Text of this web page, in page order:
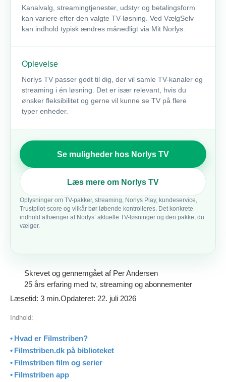
Kanalvalg, streamingtjenester, udstyr og betalingsform
kan variere efter den valgte TV-løsning. Ved VælgSelv
kan indhold typisk ændres månedligt via Mit Norlys.
Oplevelse
Norlys TV passer godt til dig, der vil samle TV-kanaler og
streaming i én løsning. Det er især relevant, hvis du
ønsker fleksibilitet og gerne vil kunne se TV på flere
typer enheder.
Se muligheder hos Norlys TV
Læs mere om Norlys TV
Oplysninger om TV-pakker, streaming, Norlys Play, kundeservice,
Trustpilot-score og vilkår bør løbende kontrolleres. Det konkrete
indhold afhænger af Norlys’ aktuelle TV-løsninger og den pakke, du
vælger.
Skrevet og gennemgået af Per Andersen
25 års erfaring med tv, streaming og abonnementer
Læsetid: 3 min.Opdateret: 22. juli 2026
Indhold:
Hvad er Filmstriben?
Filmstriben.dk på biblioteket
Filmstriben film og serier
Filmstriben app